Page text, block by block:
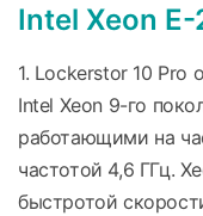
Intel Xeon
1. Lockerstor 10
Intel Xeon 9-го
работающими на
частотой 4,6 ГГц.
быстротой